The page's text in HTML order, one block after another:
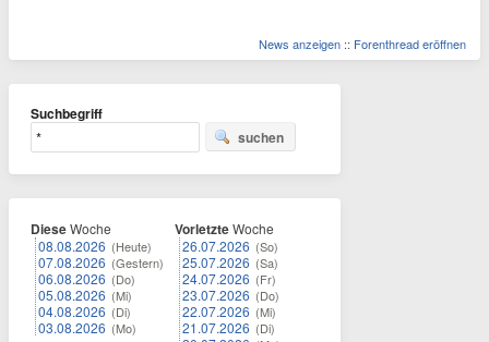
News anzeigen :: Forenthread eröffnen
Suchbegriff
suchen
DieseWoche
08.08.2026 (Heute)
07.08.2026 (Gestern)
06.08.2026 (Do)
05.08.2026 (Mi)
04.08.2026 (Di)
03.08.2026 (Mo)
VorletzteWoche
26.07.2026 (So)
25.07.2026 (Sa)
24.07.2026 (Fr)
23.07.2026 (Do)
22.07.2026 (Mi)
21.07.2026 (Di)